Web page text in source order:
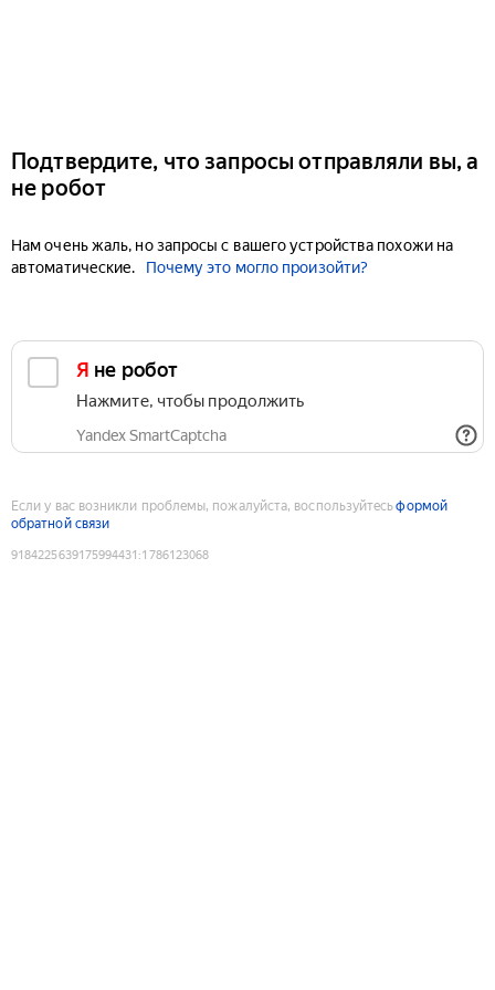
Подтвердите, что запросы отправляли вы, а
не робот
Нам очень жаль, но запросы с вашего устройства похожи на
автоматические.
Почему это могло произойти?
Я не робот
Нажмите, чтобы продолжить
Yandex SmartCaptcha
Если у вас возникли проблемы, пожалуйста, воспользуйтесьформой
обратной связи
9184225639175994431 :1786123068